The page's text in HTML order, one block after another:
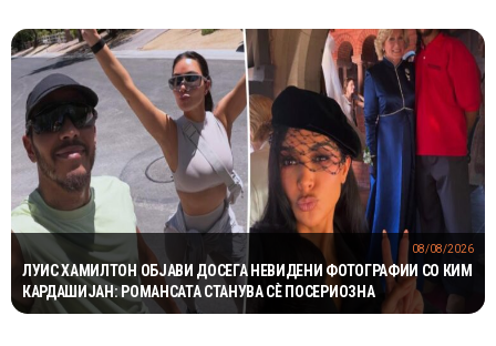
ЛУИС ХАМИЛТОН ОБЈАВИ ДОСЕГА НЕВИДЕНИ ФОТОГРАФИИ СО КИМ
КАРДАШИЈАН: РОМАНСАТА СТАНУВА СÈ ПОСЕРИОЗНА
08/08/2026